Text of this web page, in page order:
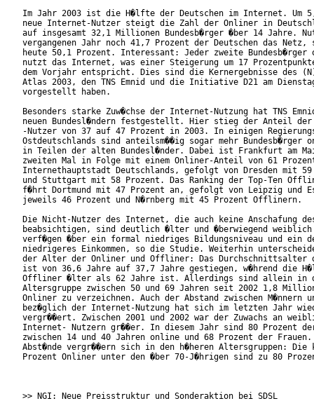
Im Jahr 2003 ist die H�lfte der Deutschen im Internet. Um
neue Internet-Nutzer steigt die Zahl der Onliner in
auf insgesamt 32,1 Millionen Bundesb�rger �ber 14 Jahre.
vergangenen Jahr noch 41,7 Prozent der Deutschen das Netz,
heute 50,1 Prozent. Interessant: Jeder zweite Bundesb�rger
nutzt das Internet, was einer Steigerung um 17
dem Vorjahr entspricht. Dies sind die Kernergebnisse des
Atlas 2003, den TNS Emnid und die Initiative D21 am
vorgestellt haben.
Besonders starke Zuw�chse der Internet-Nutzung hat TNS
neuen Bundesl�ndern festgestellt. Hier stieg der Anteil
-Nutzer von 37 auf 47 Prozent in 2003. In einigen
Ostdeutschlands sind anteilsm��ig sogar mehr Bundesb�rger
in Teilen der alten Bundesl�nder. Dabei ist Frankfurt am
zweiten Mal in Folge mit einem Onliner-Anteil von 61
Internethauptstadt Deutschlands, gefolgt von Dresden mit 59
und Stuttgart mit 58 Prozent. Das Ranking der Top-Ten
f�hrt Dortmund mit 47 Prozent an, gefolgt von Leipzig und
jeweils 46 Prozent und N�rnberg mit 45 Prozent Offlinern.
Die Nicht-Nutzer des Internet, die auch keine Anschafung des
beabsichtigen, sind deutlich �lter und �berwiegend weiblich
verf�gen �ber ein formal niedriges Bildungsniveau und ein
niedrigeres Einkommen, so die Studie. Weiterhin
der Alter der Onliner und Offliner: Das Durchschnittsalter
ist von 36,6 Jahre auf 37,7 Jahre gestiegen, w�hrend die
Offliner �lter als 62 Jahre ist. Allerdings sind allein in
Altersgruppe zwischen 50 und 69 Jahren seit 2002 1,8
Onliner zu verzeichnen. Auch der Abstand zwischen M�nnern
bez�glich der Internet-Nutzung hat sich im letzten Jahr
vergr��ert. Zwischen 2001 und 2002 war der Zuwachs an
Internet- Nutzern gr��er. In diesem Jahr sind 80 Prozent der
zwischen 14 und 40 Jahren online und 68 Prozent der
Abst�nde vergr��ern sich in den h�heren Altersgruppen: Die
Prozent Onliner unter den �ber 70-J�hrigen sind zu 80
>> NGI: Neue Preisstruktur und Sonderaktion bei SDSL